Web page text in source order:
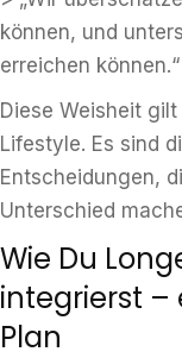
können, und
erreichen können.“
Diese Weisheit
Lifestyle. Es sind
Entscheidungen,
Unterschied
Wie Du
integrierst –
Plan